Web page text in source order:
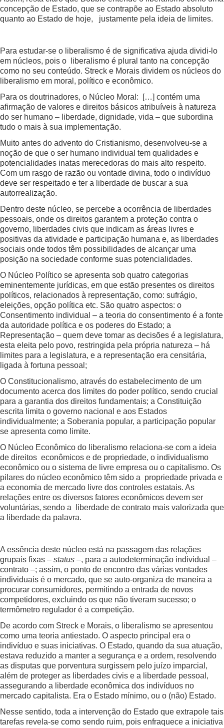
concepção de Estado, que se contrapõe ao Estado absoluto
quanto ao Estado de hoje, justamente pela ideia de limites.
Para estudar-se o liberalismo é de significativa ajuda dividi-lo
em núcleos, pois o liberalismo é plural tanto na concepção
como no seu conteúdo. Streck e Morais dividem os núcleos do
liberalismo em moral, político e econômico.
Para os doutrinadores, o Núcleo Moral: […] contém uma
afirmação de valores e direitos básicos atribuíveis à natureza
do ser humano – liberdade, dignidade, vida – que subordina
tudo o mais à sua implementação.
Muito antes do advento do Cristianismo, desenvolveu-se a
noção de que o ser humano individual tem qualidades e
potencialidades inatas merecedoras do mais alto respeito.
Com um rasgo de razão ou vontade divina, todo o indivíduo
deve ser respeitado e ter a liberdade de buscar a sua
autorrealização.
Dentro deste núcleo, se percebe a ocorrência de liberdades
pessoais, onde os direitos garantem a proteção contra o
governo, liberdades civis que indicam as áreas livres e
positivas da atividade e participação humana e, as liberdades
sociais onde todos têm possibilidades de alcançar uma
posição na sociedade conforme suas potencialidades.
O Núcleo Político se apresenta sob quatro categorias
eminentemente jurídicas, em que estão presentes os direitos
políticos, relacionados à representação, como: sufrágio,
eleições, opção política etc. São quatro aspectos: o
Consentimento individual – a teoria do consentimento é a fonte
da autoridade política e os poderes do Estado; a
Representação – quem deve tomar as decisões é a legislatura,
esta eleita pelo povo, restringida pela própria natureza – há
limites para a legislatura, e a representação era censitária,
ligada à fortuna pessoal;
O Constitucionalismo, através do estabelecimento de um
documento acerca dos limites do poder político, sendo crucial
para a garantia dos direitos fundamentais; a Constituição
escrita limita o governo nacional e aos Estados
individualmente; a Soberania popular, a participação popular
se apresenta como limite.
O Núcleo Econômico do liberalismo relaciona-se com a ideia
de direitos econômicos e de propriedade, o individualismo
econômico ou o sistema de livre empresa ou o capitalismo. Os
pilares do núcleo econômico têm sido a propriedade privada e
a economia de mercado livre dos controles estatais. As
relações entre os diversos fatores econômicos devem ser
voluntárias, sendo a liberdade de contrato mais valorizada que
a liberdade da palavra.
A essência deste núcleo está na passagem das relações
grupais fixas – status –, para a autodeterminação individual –
contrato –; assim, o ponto de encontro das várias vontades
individuais é o mercado, que se auto-organiza de maneira a
procurar consumidores, permitindo a entrada de novos
competidores, excluindo os que não tiveram sucesso; o
termômetro regulador é a competição.
De acordo com Streck e Morais, o liberalismo se apresentou
como uma teoria antiestado. O aspecto principal era o
indivíduo e suas iniciativas. O Estado, quando da sua atuação,
estava reduzido a manter a segurança e a ordem, resolvendo
as disputas que porventura surgissem pelo juízo imparcial,
além de proteger as liberdades civis e a liberdade pessoal,
assegurando a liberdade econômica dos indivíduos no
mercado capitalista. Era o Estado mínimo, ou o (não) Estado.
Nesse sentido, toda a intervenção do Estado que extrapole tais
tarefas revela-se como sendo ruim, pois enfraquece a iniciativa